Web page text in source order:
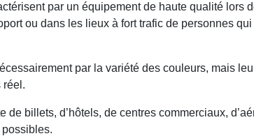
par un équipement de haute qualité lors
ou dans les lieux à fort trafic de personnes
par la variété des couleurs, mais
réel.
billets, d’hôtels, de centres commerciaux,